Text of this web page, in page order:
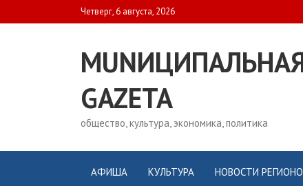
to
Четверг, 6 августа, 2026
GAZЕТА
общество, культура, экономика, политика
АФИША КУЛЬТУРА НОВОСТИ